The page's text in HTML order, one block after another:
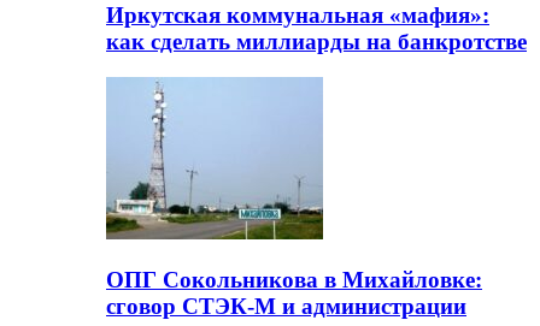
Иркутская коммунальная «мафия»:
как сделать миллиарды на банкротстве
ОПГ Сокольникова в Михайловке:
сговор СТЭК-М и администрации